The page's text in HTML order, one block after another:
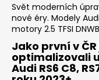
Svět moderních
nové éry. Modely
motory 2.5 TFSI
Jako první v
optimalizovali
Audi RS6 C8,